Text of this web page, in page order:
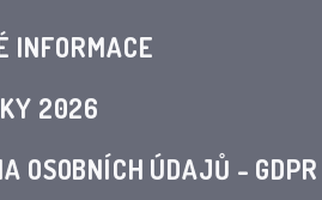
INFORMACE
2026
OSOBNÍCH ÚDAJŮ - GDPR